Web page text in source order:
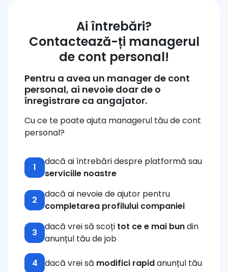
Ai întrebări?
Contactează-ți managerul
de cont personal!
Pentru a avea un manager de cont
personal, ai nevoie doar de o
înregistrare ca angajator.
Cu ce te poate ajuta managerul tău de cont
personal?
1
dacă ai întrebări despre platformă sau
serviciile noastre
2
dacă ai nevoie de ajutor pentru
completarea profilului companiei
3
dacă vrei să scoți tot ce e mai bundin
anunțul tău de job
4 dacă vrei să modifici rapidanunțul tău